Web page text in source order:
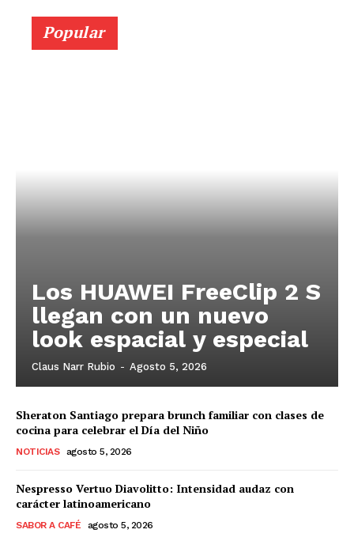
Popular
Los HUAWEI FreeClip 2 S
llegan con un nuevo
look espacial y especial
Claus Narr Rubio - Agosto 5, 2026
Sheraton Santiago prepara brunch familiar con clases de
cocina para celebrar el Día del Niño
NOTICIAS agosto 5, 2026
Nespresso Vertuo Diavolitto: Intensidad audaz con
carácter latinoamericano
SABOR A CAFÉ agosto 5, 2026